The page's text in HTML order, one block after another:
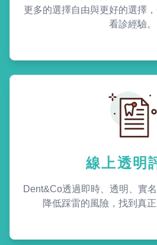
更多的選擇自由與更好的選擇
看診經驗。
線上透明
Dent&Co透過即時、透明、實
降低踩雷的風險，找到真正